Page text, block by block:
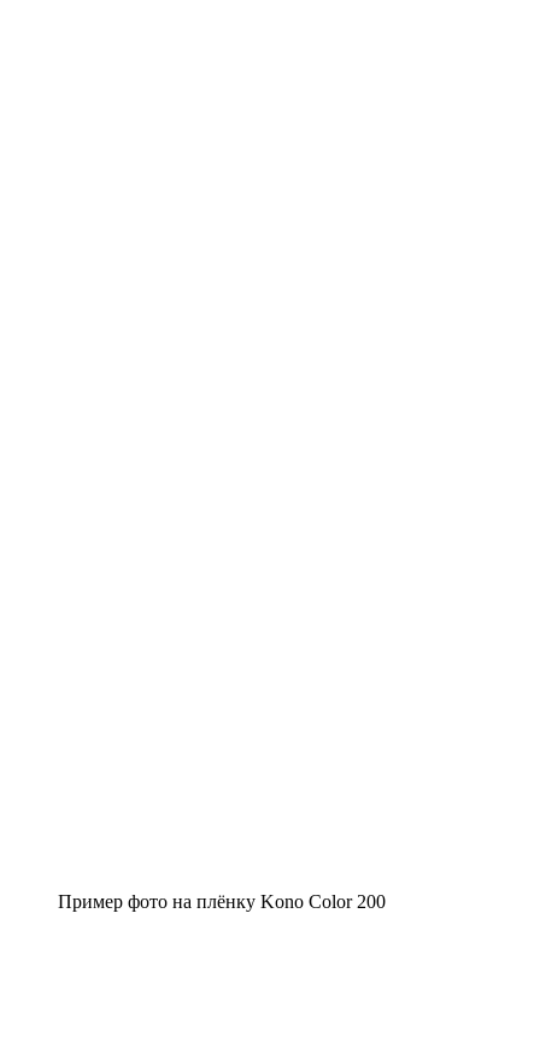
Пример фото на плёнку Kono Color 200